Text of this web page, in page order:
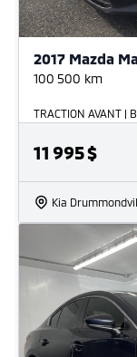
2017 Mazda
100 500 km
TRACTION AVANT |
11 995$
Kia